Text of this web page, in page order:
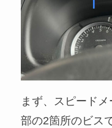
まず、スピード
部の2箇所のビス